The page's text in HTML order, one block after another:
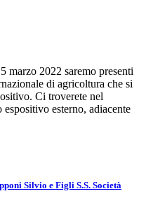
marzo 2022 saremo presenti
di agricoltura che si
Ci troverete nel
esterno, adiacente
Silvio e Figli S.S. Società